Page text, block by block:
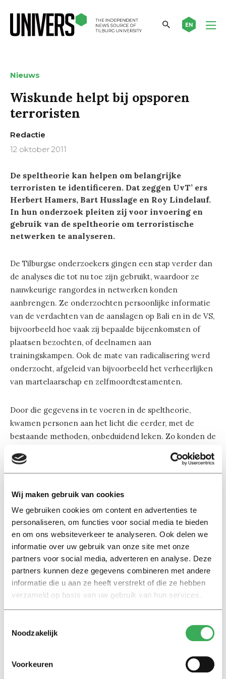
Wij maken gebruik van cookies
We gebruiken cookies om content en advertenties te
personaliseren, om functies voor social media te bieden
en om ons websiteverkeer te analyseren. Ook delen we
informatie over uw gebruik van onze site met onze
partners voor social media, adverteren en analyse. Deze
partners kunnen deze gegevens combineren met andere
informatie die u aan ze heeft verstrekt of die ze hebben
verzameld op basis van uw gebruik van hun services.
Noodzakelijk
Voorkeuren
EN
Nieuws
Wiskunde helpt bij opsporen
terroristen
Redactie
12 oktober 2011
De speltheorie kan helpen om belangrijke
terroristen te identificeren. Dat zeggen UvT’ ers
Herbert Hamers, Bart Husslage en Roy Lindelauf.
In hun onderzoek pleiten zij voor invoering en
gebruik van de speltheorie om terroristische
netwerken te analyseren.
De Tilburgse onderzoekers gingen een stap verder dan
de analyses die tot nu toe zijn gebruikt, waardoor ze
nauwkeurige rangordes in netwerken konden
aanbrengen. Ze onderzochten persoonlijke informatie
van de verdachten van de aanslagen op Bali en in de VS,
bijvoorbeeld hoe vaak zij bepaalde bijeenkomsten of
plaatsen bezochten, of deelnamen aan
trainingskampen. Ook de mate van radicalisering werd
onderzocht, afgeleid van bijvoorbeeld het verheerlijken
van martelaarschap en zelfmoordtestamenten.
Door die gegevens in te voeren in de speltheorie,
kwamen personen aan het licht die eerder, met de
bestaande methoden, onbeduidend leken. Zo konden de
aanbrengen. Volgens de onderzoekers vergroot de
speltheorie de pakkans op belangrijke terroristen.
Interview
Marion Koopmans over online
bedreigingen en desinformatie:
‘Wetenschappers, kom die